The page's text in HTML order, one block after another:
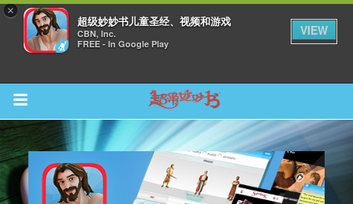
×
超级妙妙书儿童圣经、视频和游戏
CBN, Inc.
FREE - In Google Play
VIEW
Return to Content